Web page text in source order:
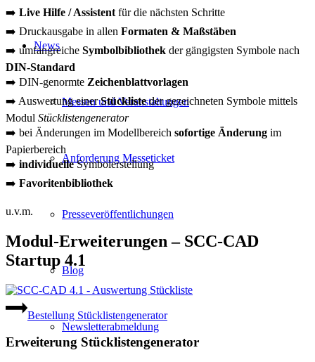
News
Messen und Veranstaltungen
Anforderung Messeticket
Presseveröffentlichungen
Blog
Newsletterabmeldung
➡️ Live Hilfe / Assistent für die nächsten Schritte
➡️ Druckausgabe in allen Formaten & Maßstäben
➡️ umfangreiche Symbolbibliothek der gängigsten Symbole nach
DIN-Standard
➡️ DIN-genormte Zeichenblattvorlagen
➡️ Auswertung einerStücklisteder gezeichneten Symbole mittels
Modul Stücklistengenerator
➡️ bei Änderungen im Modellbereich sofortige Änderung im
Papierbereich
➡️ individuelleSymbolerstellung
➡️ Favoritenbibliothek
u.v.m.
Modul-Erweiterungen – SCC-CAD
Startup 4.1
Bestellung Stücklistengenerator
Erweiterung Stücklistengenerator